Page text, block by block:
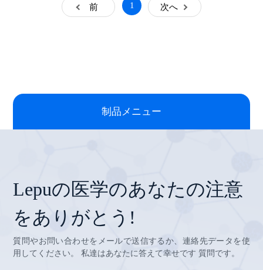
前 1 次へ
制品メニュー
Lepuの医学のあなたの注意
をありがとう!
質問やお問い合わせをメールで送信するか、連絡先データを使
用してください。 私達はあなたに答えて幸せです 質問です。